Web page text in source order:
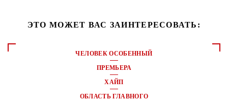
ЭТО МОЖЕТ ВАС ЗАИНТЕРЕСОВАТЬ:
ЧЕЛОВЕК ОСОБЕННЫЙ
ПРЕМЬЕРА
ХАЙП
ОБЛАСТЬ ГЛАВНОГО